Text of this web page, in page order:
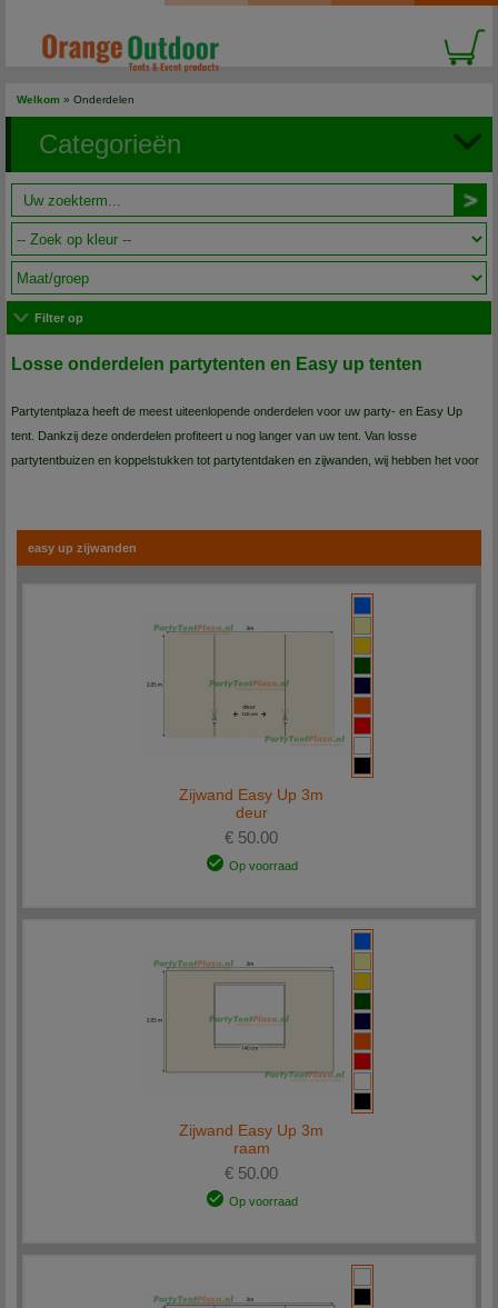
Welkom » Onderdelen
Categorieën
Filter op
Losse onderdelen partytenten en Easy up tenten
Partytentplaza heeft de meest uiteenlopende onderdelen voor uw party- en Easy Up
tent. Dankzij deze onderdelen profiteert u nog langer van uw tent. Van losse
partytentbuizen en koppelstukken tot partytentdaken en zijwanden, wij hebben het voor
Heeft u een vraag? Neem
easy up zijwanden
Zijwand Easy Up 3m
deur
€ 50.00
Op voorraad
Zijwand Easy Up 3m
raam
€ 50.00
Op voorraad